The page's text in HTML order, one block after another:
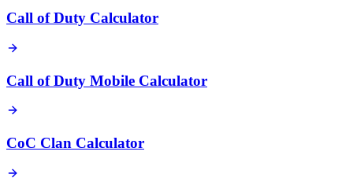
Call of Duty Calculator
Call of Duty Mobile Calculator
CoC Clan Calculator